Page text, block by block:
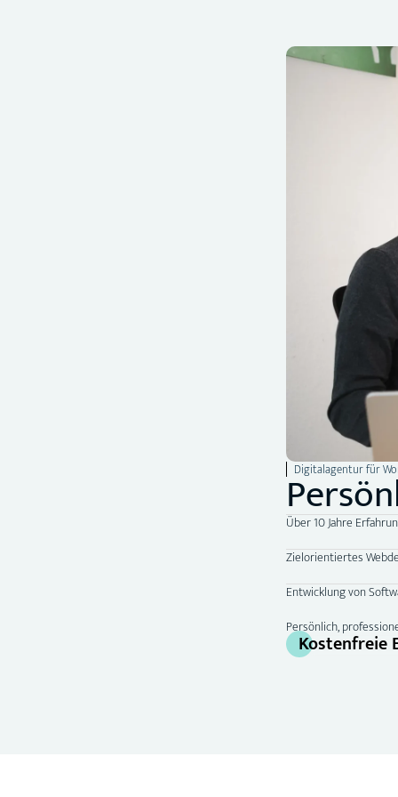
Digitalagentur für
Über 10 Jahre
Zielorientiertes
Entwicklung von
Persönlich,
Kostenfreie